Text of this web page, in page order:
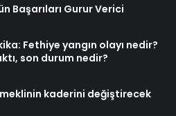
Başarıları Gurur Verici
Fethiye yangın olayı nedir?
son durum nedir?
kaderini değiştirecek